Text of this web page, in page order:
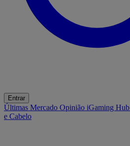
Entrar
Últimas Mercado Opinião iGaming Hub
e Cabelo